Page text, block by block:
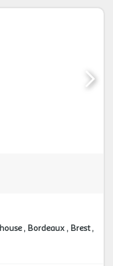
Bordeaux
Brest